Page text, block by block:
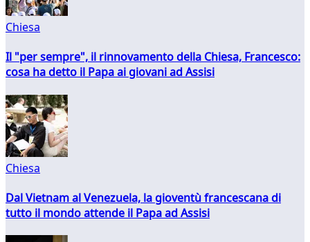
Chiesa
Il "per sempre", il rinnovamento della Chiesa, Francesco:
cosa ha detto il Papa ai giovani ad Assisi
Chiesa
Dal Vietnam al Venezuela, la gioventù francescana di
tutto il mondo attende il Papa ad Assisi